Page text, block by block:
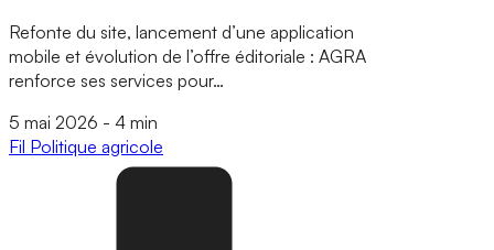
Refonte du site, lancement d’une application
mobile et évolution de l’offre éditoriale : AGRA
renforce ses services pour…
5 mai 2026 - 4 min
Fil Politique agricole